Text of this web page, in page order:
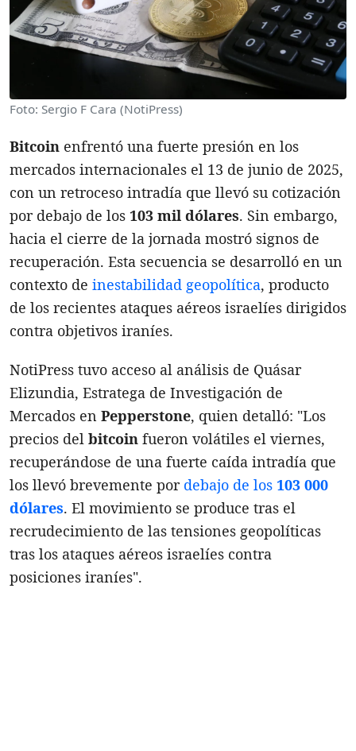
Foto: Sergio F Cara (NotiPress)
Bitcoin enfrentó una fuerte presión en los
mercados internacionales el 13 de junio de 2025,
con un retroceso intradía que llevó su cotización
por debajo de los 103 mil dólares. Sin embargo,
hacia el cierre de la jornada mostró signos de
recuperación. Esta secuencia se desarrolló en un
contexto de inestabilidad geopolítica, producto
de los recientes ataques aéreos israelíes dirigidos
contra objetivos iraníes.
NotiPress tuvo acceso al análisis de Quásar
Elizundia, Estratega de Investigación de
Mercados en Pepperstone, quien detalló: "Los
precios del bitcoin fueron volátiles el viernes,
recuperándose de una fuerte caída intradía que
los llevó brevemente por debajo de los 103 000
dólares. El movimiento se produce tras el
recrudecimiento de las tensiones geopolíticas
tras los ataques aéreos israelíes contra
posiciones iraníes".